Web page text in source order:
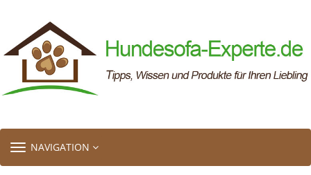
TOGGLE
NAVIGATION